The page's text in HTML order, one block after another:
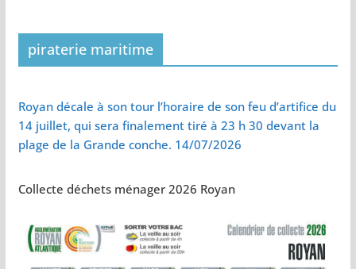
pelouse de 12h à 16h à partir du
7 juin
Naissance exceptionnelle de
Vol de deux bébés primates
tamarins empereurs au zoo de
La Palmyre
piraterie maritime
Royan décale à son tour l’horaire de son feu d’artifice du
14 juillet, qui sera finalement tiré à 23 h 30 devant la
plage de la Grande conche. 14/07/2026
Collecte déchets ménager 2026 Royan